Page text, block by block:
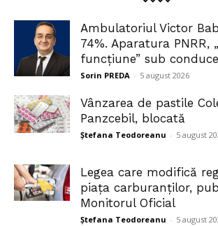
Ambulatoriul Victor
74%. Aparatura PNRR,
funcțiune” sub
Sorin PREDA - 5 august 2026
Vânzarea de pastile
Panzcebil, blocată
Ștefana Teodoreanu - 5 august
Legea care modifică
piața carburanților,
Monitorul Oficial
Ștefana Teodoreanu - 5 august